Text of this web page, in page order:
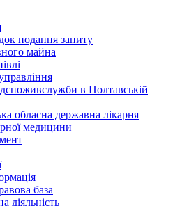
подання запиту
майна
в Полтавській
обласна державна лікарня
медицини
база
діяльність